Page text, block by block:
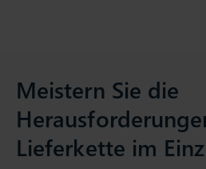
Meistern Sie die
Lieferkette im